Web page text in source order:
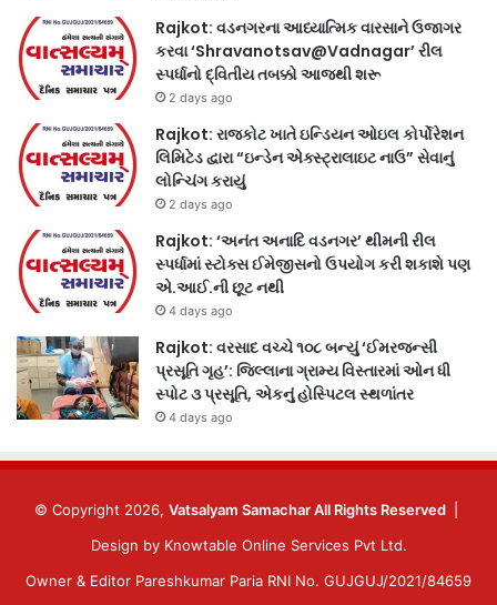
Rajkot: વડનગરના આધ્યાત્મિક વારસાને ઉજાગર
કરવા ‘Shravanotsav@Vadnagar’ રીલ
સ્પર્ધાનો દ્વિતીય તબક્કો આજથી શરૂ
2 days ago
Rajkot: રાજકોટ ખાતે ઇન્ડિયન ઓઇલ કોર્પોરેશન
લિમિટેડ દ્વારા “ઇન્ડેન એક્સ્ટ્રાલાઇટ નાઉ” સેવાનું
લોન્ચિંગ કરાયું
2 days ago
Rajkot: ‘અનંત અનાદિ વડનગર’ થીમની રીલ
સ્પર્ધામાં સ્ટોક્સ ઈમેજીસનો ઉપયોગ કરી શકાશે પણ
એ.આઈ.ની છૂટ નથી
4 days ago
Rajkot: વરસાદ વચ્ચે ૧૦૮ બન્યું ‘ઈમરજન્સી
પ્રસૂતિ ગૃહ’: જિલ્લાના ગ્રામ્ય વિસ્તારમાં ઓન ધી
સ્પોટ ૩ પ્રસૂતિ, એકનું હોસ્પિટલ સ્થળાંતર
4 days ago
© Copyright 2026, Vatsalyam Samachar All Rights Reserved
Design by Knowtable Online Services Pvt Ltd.
Owner & Editor Pareshkumar Paria RNI No. GUJGUJ/2021/84659